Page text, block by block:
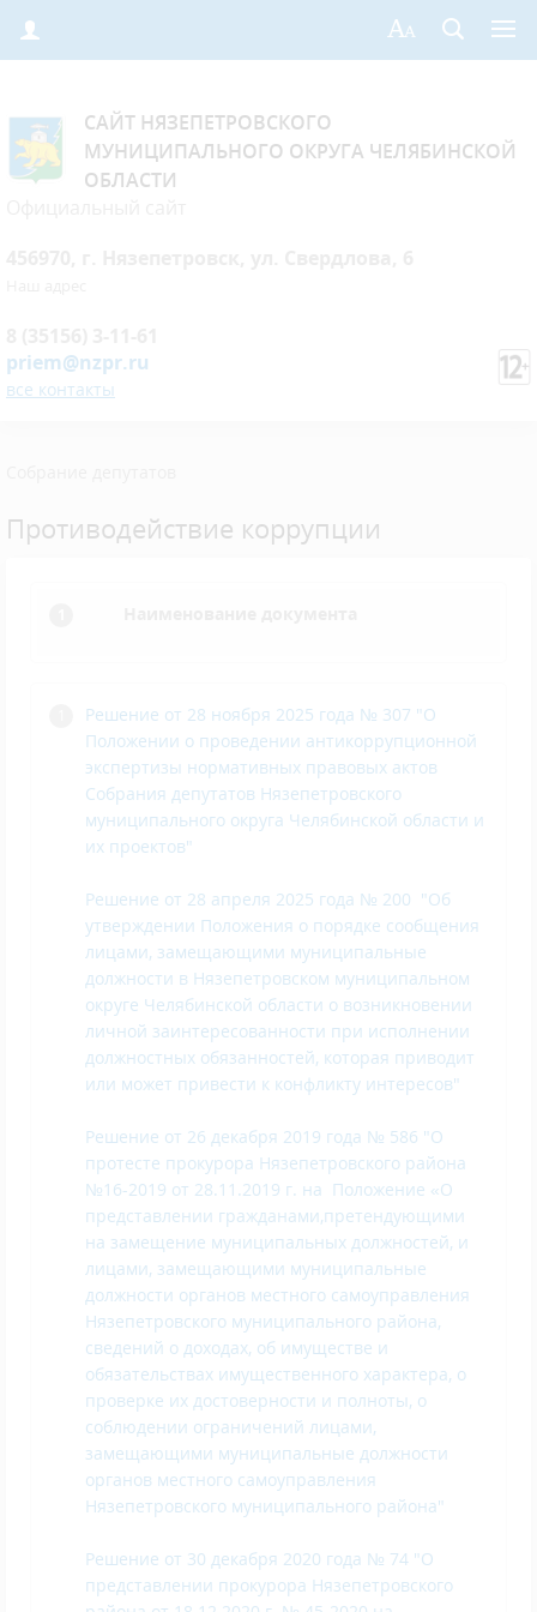
САЙТ НЯЗЕПЕТРОВСКОГО
МУНИЦИПАЛЬНОГО ОКРУГА ЧЕЛЯБИНСКОЙ
ОБЛАСТИ
priem@nzpr.ru
все контакты
Противодействие коррупции
Решение от 28 ноября 2025 года № 307 "О
Положении о проведении антикоррупционной
экспертизы нормативных правовых актов
Собрания депутатов Нязепетровского
муниципального округа Челябинской области и
их проектов"
Решение от 28 апреля 2025 года № 200 "Об
утверждении Положения о порядке сообщения
лицами, замещающими муниципальные
должности в Нязепетровском муниципальном
округе Челябинской области о возникновении
личной заинтересованности при исполнении
должностных обязанностей, которая приводит
или может привести к конфликту интересов"
Решение от 26 декабря 2019 года № 586 "О
протесте прокурора Нязепетровского района
№16-2019 от 28.11.2019 г. на Положение «О
представлении гражданами,претендующими
на замещение муниципальных должностей, и
лицами, замещающими муниципальные
должности органов местного самоуправления
Нязепетровского муниципального района,
сведений о доходах, об имуществе и
обязательствах имущественного характера, о
проверке их достоверности и полноты, о
соблюдении ограничений лицами,
замещающими муниципальные должности
органов местного самоуправления
Нязепетровского муниципального района"
Решение от 30 декабря 2020 года № 74 "О
представлении прокурора Нязепетровского